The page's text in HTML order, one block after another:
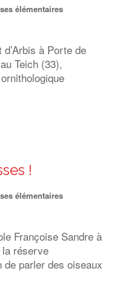
élémentaires
d’Arbis à Porte de
Teich (33),
!
élémentaires
Françoise Sandre à
réserve
de parler des oiseaux